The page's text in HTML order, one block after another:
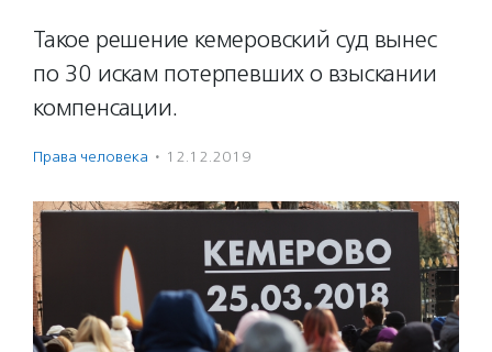
Такое решение кемеровский суд вынес
по 30 искам потерпевших о взыскании
компенсации.
Права человека · 12.12.2019